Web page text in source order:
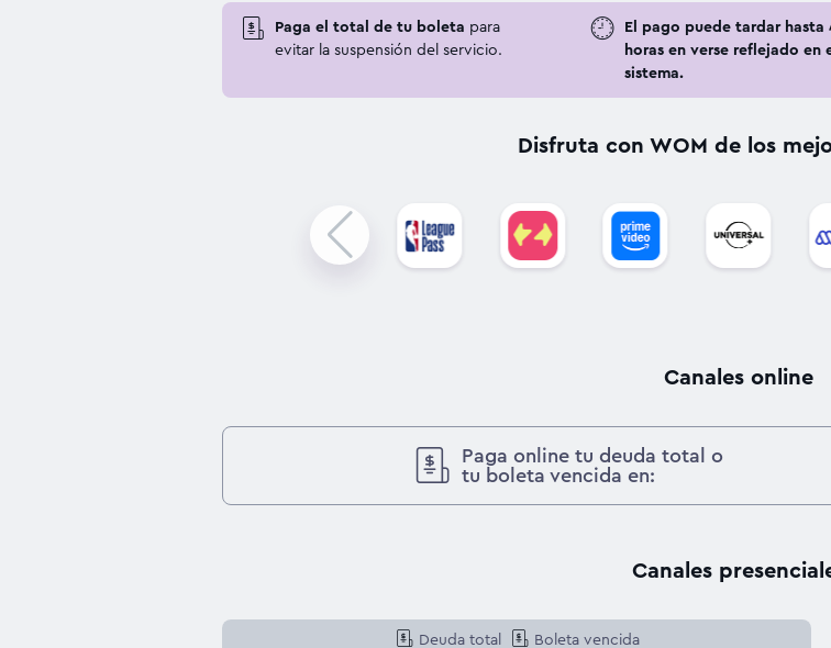
Paga el total de tu boleta para
evitar la suspensión del servicio.
El pago puede tardar hasta
horas en verse reflejado en
sistema.
Disfruta con WOM de los
Canales online
Paga online tu deuda total o
tu boleta vencida en:
Canales
Deuda total Boleta vencida